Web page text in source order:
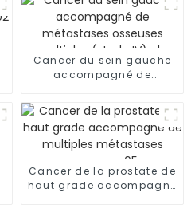
Cancer du sein gauche
accompagné de
multiples (stade IV), de
métastases
ganglionnaires et de
lymphangite
carcinomateuse dans
les deux poumons-03
Cancer de la prostate de
haut grade accompagné